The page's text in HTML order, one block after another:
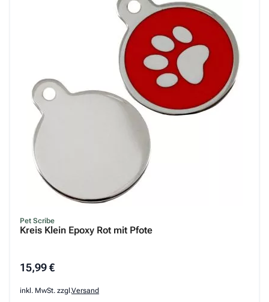
Pet Scribe
Kreis Klein Epoxy Rot mit Pfote
15,99 €
inkl. MwSt. zzgl.Versand